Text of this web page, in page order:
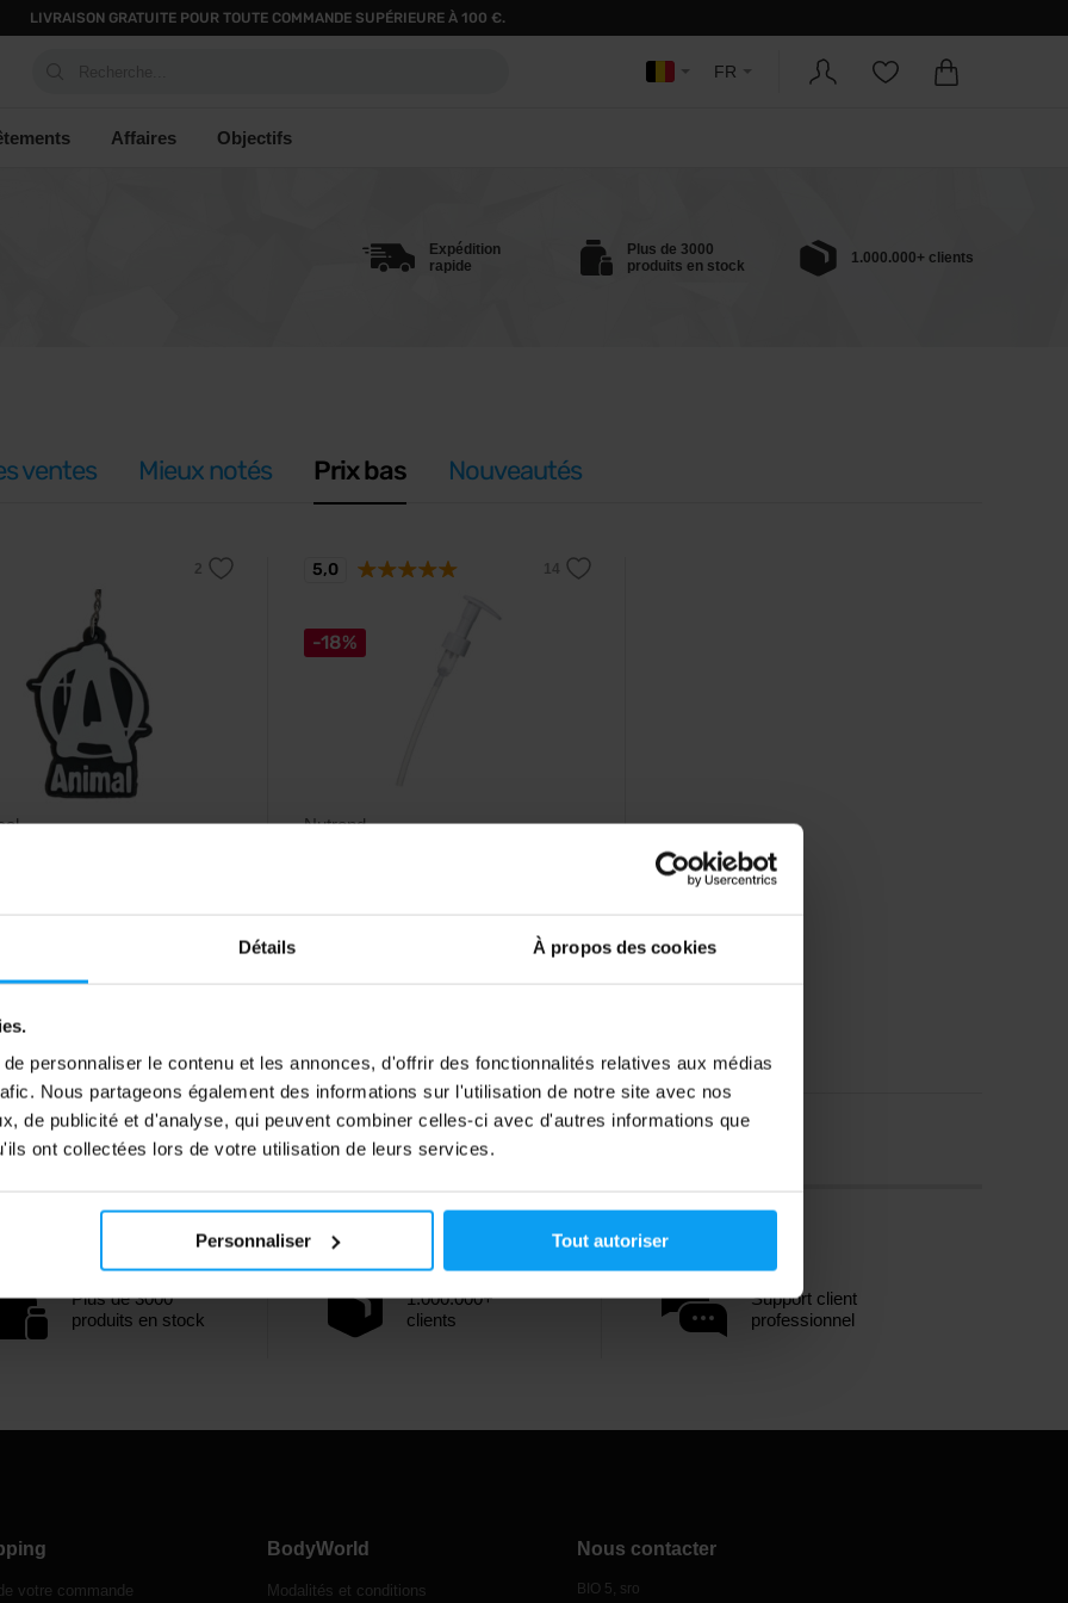
Détails À propos des cookies
personnaliser le contenu et les annonces, d'offrir des fonctionnalités relatives aux médias
Nous partageons également des informations sur l'utilisation de notre site avec nos
de publicité et d'analyse, qui peuvent combiner celles-ci avec d'autres informations que
ont collectées lors de votre utilisation de leurs services.
Personnaliser Tout autoriser
LIVRAISON GRATUITE POUR TOUTE COMMANDE SUPÉRIEURE À 100 €.
FR
Affaires Objectifs
Expédition
rapide
Plus de 3000
produits en stock
1.000.000+ clients
ventes Mieux notés Prix bas Nouveautés
€
-18%
Nutrend
3,99€
5,0
Plus de 3000
produits en stock
1.000.000+
clients
Support client
professionnel
votre commande
BodyWorld
Modalités et conditions
Nous contacter
BIO 5, sro